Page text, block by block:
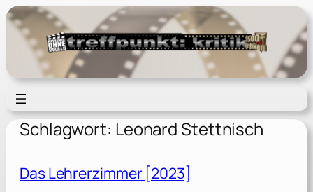
Zum
Inhalt
springen
Schlagwort: Leonard Stettnisch
Das Lehrerzimmer [2023]